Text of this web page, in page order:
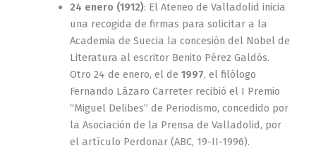
24 enero (1912): El Ateneo de Valladolid inicia
una recogida de firmas para solicitar a la
Academia de Suecia la concesión del Nobel de
Literatura al escritor Benito Pérez Galdós.
Otro 24 de enero, el de 1997, el filólogo
Fernando Lázaro Carreter recibió el I Premio
“Miguel Delibes” de Periodismo, concedido por
la Asociación de la Prensa de Valladolid, por
el artículo Perdonar (ABC, 19-II-1996).